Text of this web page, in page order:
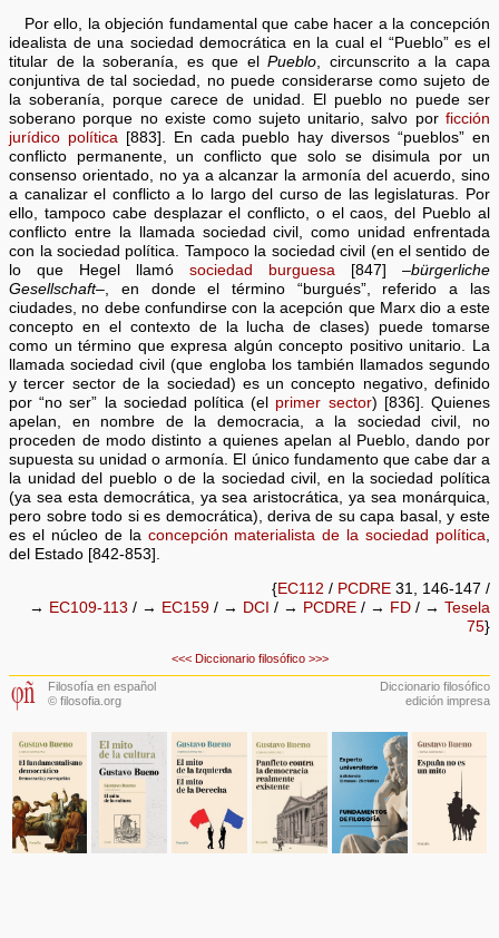
Por ello, la objeción fundamental que cabe hacer a la concepción
idealista de una sociedad democrática en la cual el “Pueblo” es el
titular de la soberanía, es que elPueblo, circunscrito a la capa
conjuntiva de tal sociedad, no puede considerarse como sujeto de
la soberanía, porque carece de unidad. El pueblo no puede ser
soberano porque no existe como sujeto unitario, salvo por ficción
jurídico política [883]. En cada pueblo hay diversos “pueblos” en
conflicto permanente, un conflicto que solo se disimula por un
consenso orientado, no ya a alcanzar la armonía del acuerdo, sino
a canalizar el conflicto a lo largo del curso de las legislaturas. Por
ello, tampoco cabe desplazar el conflicto, o el caos, del Pueblo al
conflicto entre la llamada sociedad civil, como unidad enfrentada
con la sociedad política. Tampoco la sociedad civil (en el sentido de
lo que Hegel llamó sociedad burguesa[847] –bürgerliche
Gesellschaft–, en donde el término “burgués”, referido a las
ciudades, no debe confundirse con la acepción que Marx dio a este
concepto en el contexto de la lucha de clases) puede tomarse
como un término que expresa algún concepto positivo unitario. La
llamada sociedad civil (que engloba los también llamados segundo
y tercer sector de la sociedad) es un concepto negativo, definido
por “no ser” la sociedad política (el primer sector) [836]. Quienes
apelan, en nombre de la democracia, a la sociedad civil, no
proceden de modo distinto a quienes apelan al Pueblo, dando por
supuesta su unidad o armonía. El único fundamento que cabe dar a
la unidad del pueblo o de la sociedad civil, en la sociedad política
(ya sea esta democrática, ya sea aristocrática, ya sea monárquica,
pero sobre todo si es democrática), deriva de su capa basal, y este
es el núcleo de la concepción materialista de la sociedad política,
del Estado [842-853].
{EC112 / PCDRE31, 146-147 /
→ EC109-113 / → EC159/ → DCI / → PCDRE/ → FD/ → Tesela
75}
<<< Diccionario filosófico >>>
Filosofía en español
© filosofia.org
Diccionario filosófico
edición impresa